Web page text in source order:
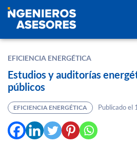
EFICIENCIA ENERGÉTICA
Estudios y auditorías
públicos
EFICIENCIA ENERGÉTICA Publicado el